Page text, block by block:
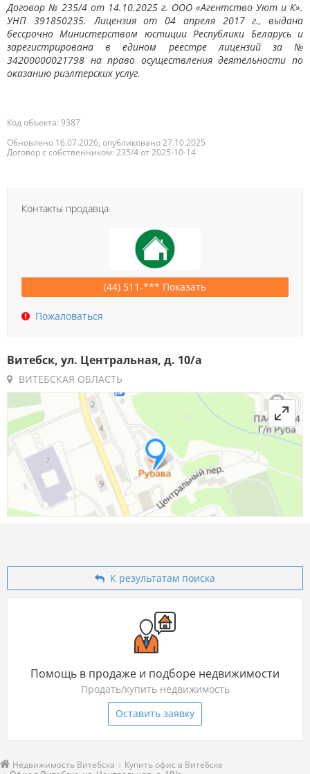
Договор № 235/4 от 14.10.2025 г. ООО «Агентство Уют и К».
УНП 391850235. Лицензия от 04 апреля 2017 г., выдана
бессрочно Министерством юстиции Республики Беларусь и
зарегистрирована в едином реестре лицензий за №
34200000021798 на право осуществления деятельности по
оказанию риэлтерских услуг.
Код объекта: 9387
Обновлено 16.07.2026, опубликовано 27.10.2025
Договор с собственником: 235/4 от 2025-10-14
Контакты продавца
(44) 511-*** Показать
Пожаловаться
Витебск, ул. Центральная, д. 10/а
ВИТЕБСКАЯ ОБЛАСТЬ
К результатам поиска
Помощь в продаже и подборе недвижимости
Продать/купить недвижимость
Оставить заявку
Недвижимость Витебска
Купить офис в Витебске